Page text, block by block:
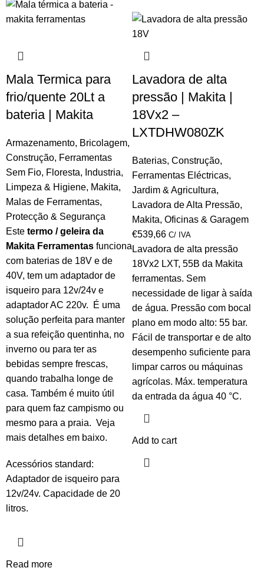
Mala Termica para
frio/quente 20Lt a
bateria | Makita
Armazenamento, Bricolagem,
Construção, Ferramentas
Sem Fio, Floresta, Industria,
Limpeza & Higiene, Makita,
Malas de Ferramentas,
Protecção & Segurança
Este termo / geleira da
Makita Ferramentas funciona
com baterias de 18V e de
40V, tem um adaptador de
isqueiro para 12v/24v e
adaptador AC 220v. É uma
solução perfeita para manter
a sua refeição quentinha, no
inverno ou para ter as
bebidas sempre frescas,
quando trabalha longe de
casa. Também é muito útil
para quem faz campismo ou
mesmo para a praia. Veja
mais detalhes em baixo.
Acessórios standard:
Adaptador de isqueiro para
12v/24v. Capacidade de 20
litros.
Read more
Lavadora de alta
pressão | Makita |
18Vx2 –
LXTDHW080ZK
Baterias, Construção,
Ferramentas Eléctricas,
Jardim & Agricultura,
Lavadora de Alta Pressão,
Makita, Oficinas & Garagem
€539,66 C/ IVA
Lavadora de alta pressão
18Vx2 LXT, 55B da Makita
ferramentas. Sem
necessidade de ligar à saída
de água. Pressão com bocal
plano em modo alto: 55 bar.
Fácil de transportar e de alto
desempenho suficiente para
limpar carros ou máquinas
agrícolas. Máx. temperatura
da entrada da água 40 °C.
Add to cart